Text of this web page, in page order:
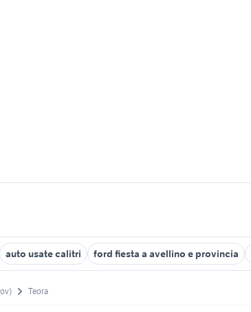
auto usate calitri ford fiesta a avellino e provincia
Teora